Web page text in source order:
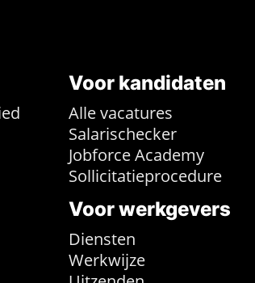
Voor kandidaten
Alle vacatures
Salarischecker
Jobforce Academy
Sollicitatieprocedure
Voor werkgevers
Diensten
Werkwijze